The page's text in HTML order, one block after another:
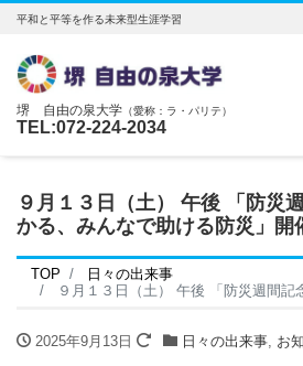
平和と平等を作る未来型生涯学習
堺 自由の泉大学 （愛称：ラ・パリテ）
TEL:072-224-2034
９月１３日（土） 午後 「防災
かる、みんなで助ける防災」開
TOP
日々の出来事
９月１３日（土） 午後 「防災週間記念 みんなが助
2025年9月13日 日々の出来事, お